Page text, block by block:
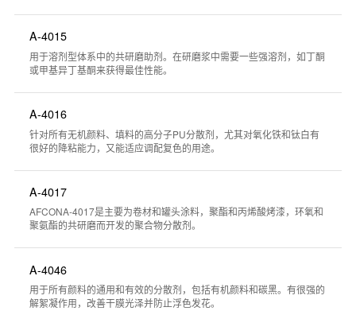
A-4015
用于溶剂型体系中的共研磨助剂。在研磨浆中需要一些强溶剂，如丁酮
或甲基异丁基酮来获得最佳性能。
A-4016
针对所有无机颜料、填料的高分子PU分散剂，尤其对氧化铁和钛白有
很好的降粘能力，又能适应调配复色的用途。
A-4017
AFCONA-4017是主要为卷材和罐头涂料，聚酯和丙烯酸烤漆，环氧和
聚氨酯的共研磨而开发的聚合物分散剂。
A-4046
用于所有颜料的通用和有效的分散剂，包括有机颜料和碳黑。有很强的
解絮凝作用，改善干膜光泽并防止浮色发花。